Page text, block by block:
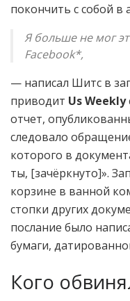
покончить с собой в
Я больше не мог
Facebook*,
— написал Шитс в
приводит Us Weekly
отчет,
следовало
которого в
ты, [зачёркнуто]».
корзине в ванной
стопки других
послание было
бумаги,
Кого